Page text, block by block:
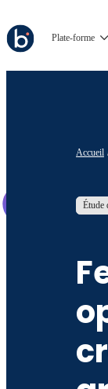
Plate-forme
Accueil
Étude